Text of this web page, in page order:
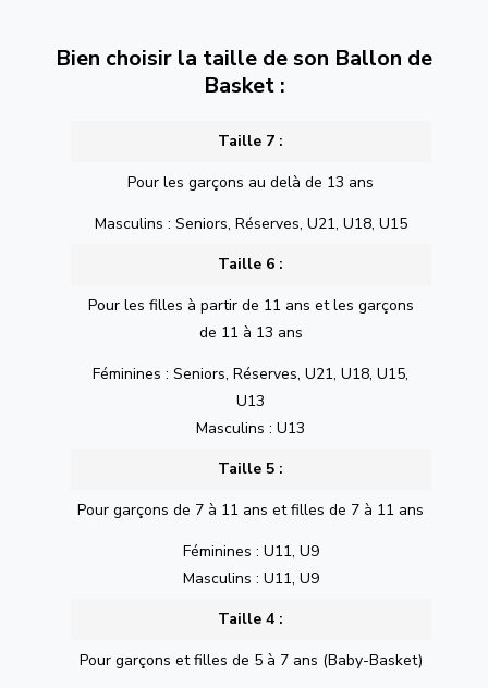
Bien choisir la taille de son Ballon de
Basket :
Taille 7 :
Pour les garçons au delà de 13 ans
Masculins : Seniors, Réserves, U21, U18, U15
Taille 6 :
Pour les filles à partir de 11 ans et les garçons
de 11 à 13 ans
Féminines : Seniors, Réserves, U21, U18, U15,
U13
Masculins : U13
Taille 5 :
Pour garçons de 7 à 11 ans et filles de 7 à 11 ans
Féminines : U11, U9
Masculins : U11, U9
Taille 4 :
Pour garçons et filles de 5 à 7 ans (Baby-Basket)